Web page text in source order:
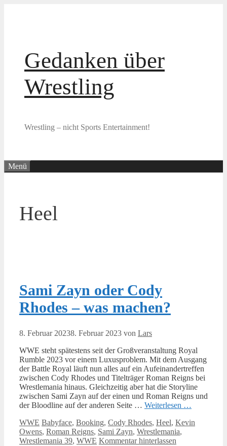
Gedanken über
Wrestling
Wrestling – nicht Sports Entertainment!
Menü
Heel
Sami Zayn oder Cody
Rhodes – was machen?
8. Februar 20238. Februar 2023 von Lars
WWE steht spätestens seit der Großveranstaltung Royal
Rumble 2023 vor einem Luxusproblem. Mit dem Ausgang
der Battle Royal läuft nun alles auf ein Aufeinandertreffen
zwischen Cody Rhodes und Titelträger Roman Reigns bei
Wrestlemania hinaus. Gleichzeitig aber hat die Storyline
zwischen Sami Zayn auf der einen und Roman Reigns und
der Bloodline auf der anderen Seite … Weiterlesen …
Kategorien
WWE Schlagwörter
Babyface, Booking, Cody Rhodes, Heel, Kevin
Owens, Roman Reigns, Sami Zayn, Wrestlemania,
Wrestlemania 39, WWE Kommentar hinterlassen